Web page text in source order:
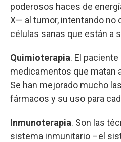
poderosos haces de
X— al tumor, intentando no
células sanas que están a
Quimioterapia. El
medicamentos que matan
Se han mejorado mucho
fármacos y su uso para
Inmunoterapia. Son las
sistema inmunitario –el